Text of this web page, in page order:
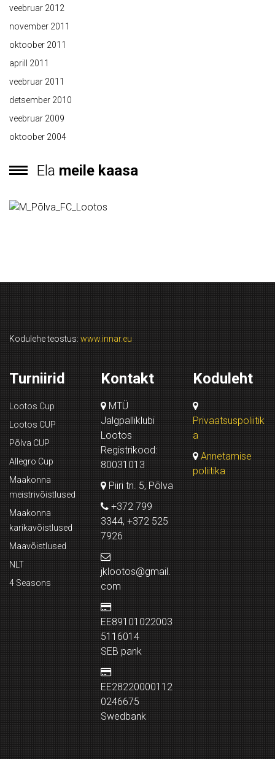
veebruar 2012
november 2011
oktoober 2011
aprill 2011
veebruar 2011
detsember 2010
veebruar 2009
oktoober 2004
Ela meile kaasa
Kodulehe teostus: www.innar.eu
Turniirid
Lootos Cup
Lootos CUP
Põlva CUP
Allegro Cup
Maakonna
meistrivõistlused
Maakonna
karikavõistlused
Maavõistlused
NLT
4 Seasons
Kontakt
MTÜ
Jalgpalliklubi
Lootos
Registrikood:
80031013
Piiri tn. 5, Põlva
+372 799
3344, +372 525
7926
jklootos@gmail.
com
EE89101022003
5116014
SEB pank
EE28220000112
0246675
Swedbank
Koduleht
Privaatsuspoliitik
a
Annetamise
poliitika